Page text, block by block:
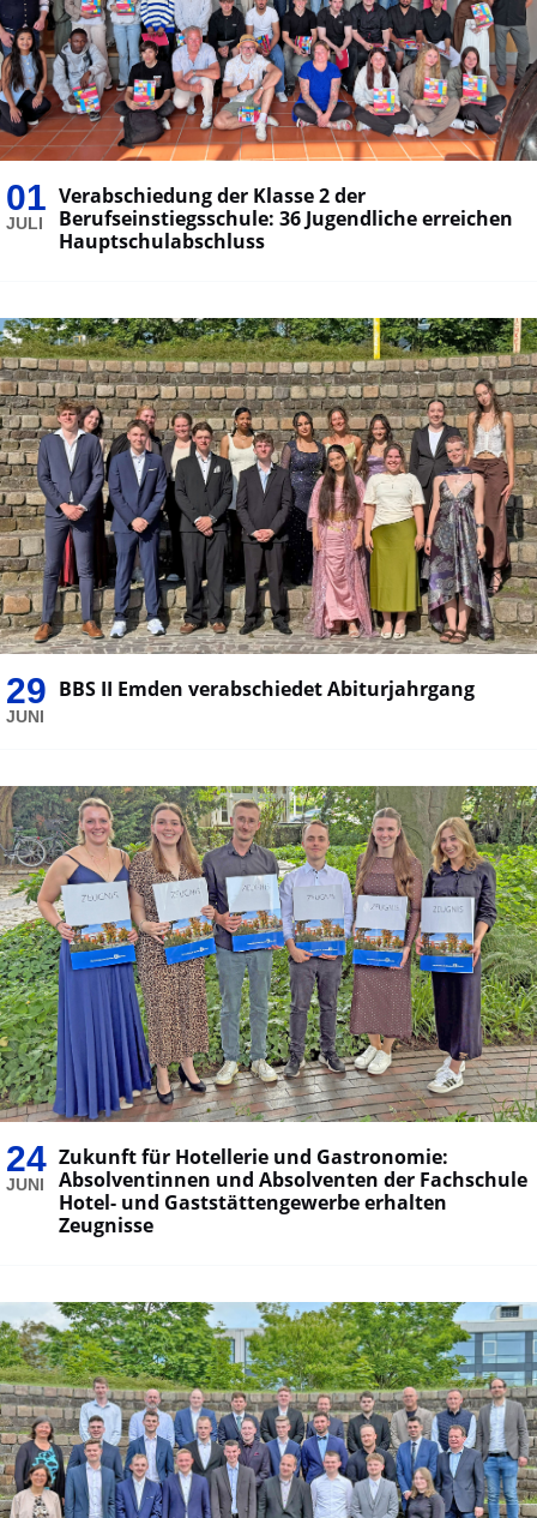
01
JULI
Verabschiedung der Klasse 2 der
Berufseinstiegsschule: 36 Jugendliche erreichen
Hauptschulabschluss
29
JUNI
BBS II Emden verabschiedet Abiturjahrgang
24
JUNI
Zukunft für Hotellerie und Gastronomie:
Absolventinnen und Absolventen der Fachschule
Hotel- und Gaststättengewerbe erhalten
Zeugnisse